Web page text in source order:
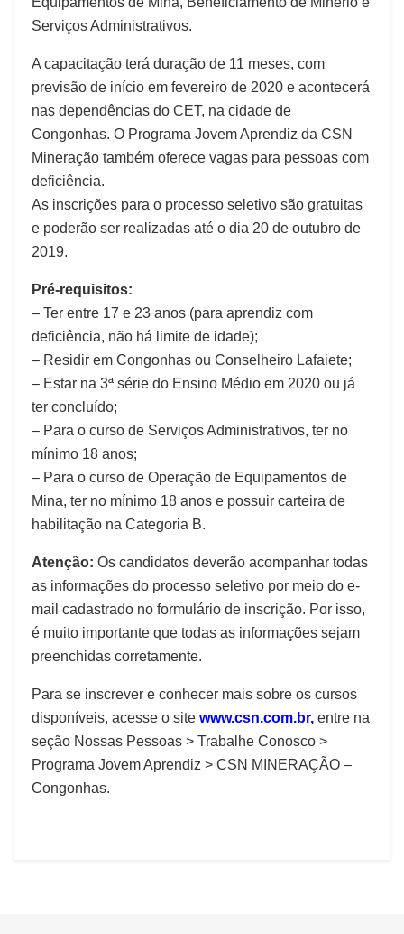
Serviços Administrativos.
A capacitação terá duração de 11 meses, com
previsão de início em fevereiro de 2020 e acontecerá
nas dependências do CET, na cidade de
Congonhas. O Programa Jovem Aprendiz da CSN
Mineração também oferece vagas para pessoas com
deficiência.
As inscrições para o processo seletivo são gratuitas
e poderão ser realizadas até o dia 20 de outubro de
2019.
Pré-requisitos:
– Ter entre 17 e 23 anos (para aprendiz com
deficiência, não há limite de idade);
– Residir em Congonhas ou Conselheiro Lafaiete;
– Estar na 3ª série do Ensino Médio em 2020 ou já
ter concluído;
– Para o curso de Serviços Administrativos, ter no
mínimo 18 anos;
– Para o curso de Operação de Equipamentos de
Mina, ter no mínimo 18 anos e possuir carteira de
habilitação na Categoria B.
Atenção: Os candidatos deverão acompanhar todas
as informações do processo seletivo por meio do e-
mail cadastrado no formulário de inscrição. Por isso,
é muito importante que todas as informações sejam
preenchidas corretamente.
Para se inscrever e conhecer mais sobre os cursos
disponíveis, acesse o site www.csn.com.br, entre na
seção Nossas Pessoas > Trabalhe Conosco >
Programa Jovem Aprendiz > CSN MINERAÇÃO –
Congonhas.